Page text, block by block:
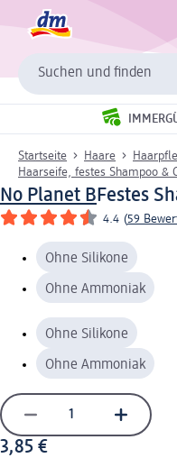
Suchen und finden
Startseite Haare
Haarseife, festes Shampoo &
No Planet BFestes
4.4 (59
Ohne Silikone
Ohne Ammoniak
Ohne Silikone
Ohne Ammoniak
3,85 €